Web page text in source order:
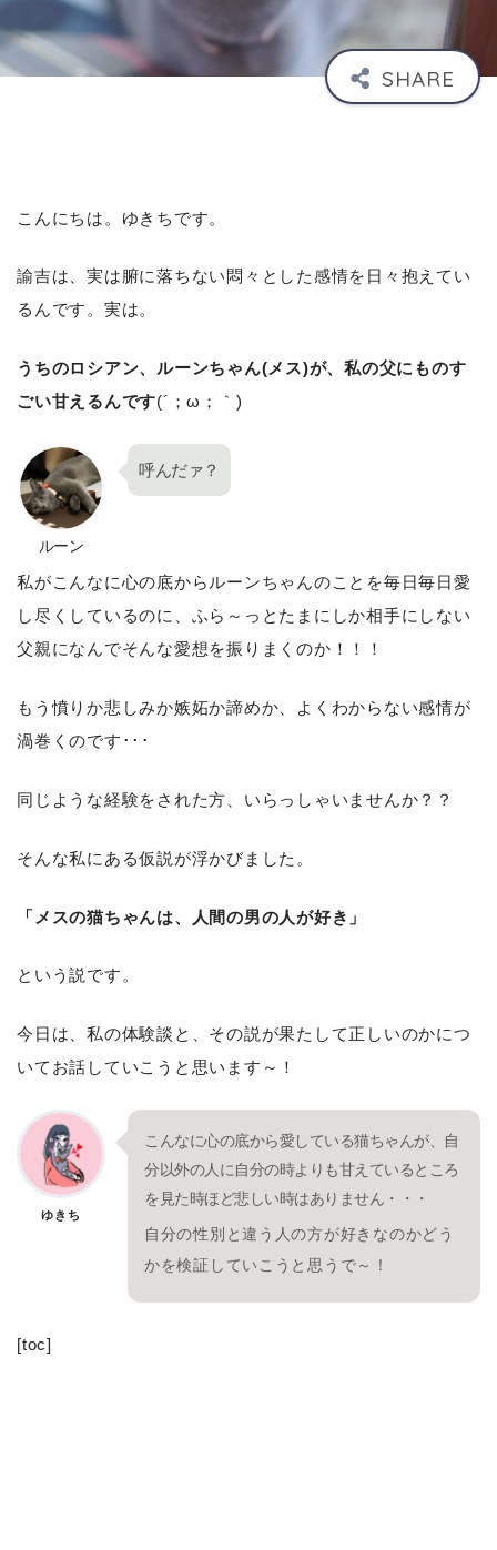
こんにちは。ゆきちです。
諭吉は、実は腑に落ちない悶々とした感情を日々抱えてい
るんです。実は。
うちのロシアン、ルーンちゃん(メス)が、私の父にものす
ごい甘えるんです(´；ω；｀)
ルーン
呼んだァ？
私がこんなに心の底からルーンちゃんのことを毎日毎日愛
し尽くしているのに、ふら～っとたまにしか相手にしない
父親になんでそんな愛想を振りまくのか！！！
もう憤りか悲しみか嫉妬か諦めか、よくわからない感情が
渦巻くのです･･･
同じような経験をされた方、いらっしゃいませんか？？
そんな私にある仮説が浮かびました。
「メスの猫ちゃんは、人間の男の人が好き」
という説です。
今日は、私の体験談と、その説が果たして正しいのかにつ
いてお話していこうと思います～！
ゆきち
こんなに心の底から愛している猫ちゃんが、自
分以外の人に自分の時よりも甘えているところ
を見た時ほど悲しい時はありません・・・
自分の性別と違う人の方が好きなのかどう
かを検証していこうと思うで～！
[toc]